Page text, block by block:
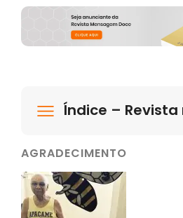
Índice – Revista
AGRADECIMENTO